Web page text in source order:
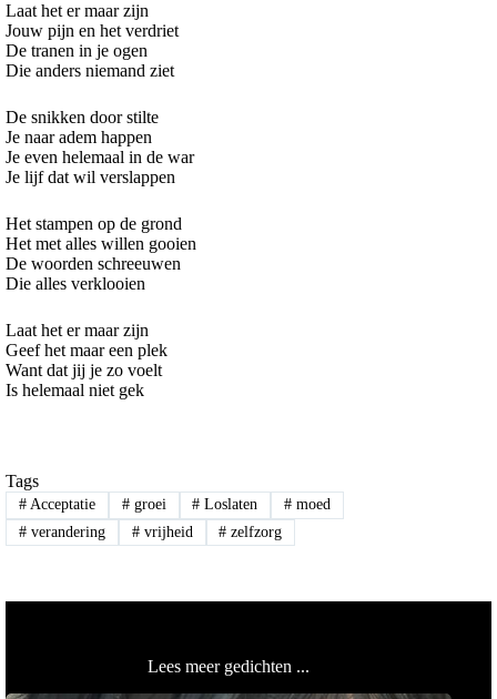
Laat het er maar zijn
Jouw pijn en het verdriet
De tranen in je ogen
Die anders niemand ziet
De snikken door stilte
Je naar adem happen
Je even helemaal in de war
Je lijf dat wil verslappen
Het stampen op de grond
Het met alles willen gooien
De woorden schreeuwen
Die alles verklooien
Laat het er maar zijn
Geef het maar een plek
Want dat jij je zo voelt
Is helemaal niet gek
Tags
#Acceptatie #groei # Loslaten # moed
#verandering #vrijheid # zelfzorg
Lees meer gedichten ...